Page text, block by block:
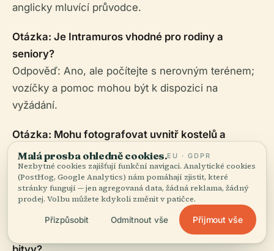
anglicky mluvící průvodce.
Otázka: Je Intramuros vhodné pro rodiny a
seniory?
Odpověď: Ano, ale počítejte s nerovným terénem;
vozíčky a pomoc mohou být k dispozici na
vyžádání.
Otázka: Mohu fotografovat uvnitř kostelů a
muzeí?
Odpověď: Fotografování venku je povoleno;
omezení mohou platit uvnitř – prosím zkontrolujte
vyvěšené nápisy.
Otázka: Konají se nějaké speciální akce k uctění
Malá prosba ohledně cookies.EU · GDPR
Nezbytné cookies zajišťují funkční navigaci. Analytické cookies
(PostHog, Google Analytics) nám pomáhají zjistit, které
stránky fungují — jen agregovaná data, žádná reklama, žádný
prodej. Volbu můžete kdykoli změnit v patičce.
Přizpůsobit Odmítnout vše Přijmout vše